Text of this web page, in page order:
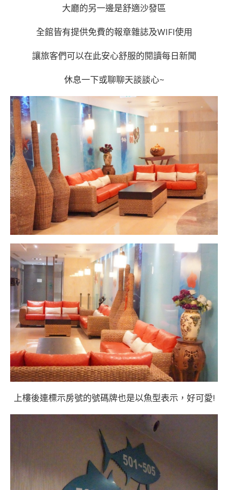
大廳的另一邊是舒適沙發區
全館皆有提供免費的報章雜誌及WIFI使用
讓旅客們可以在此安心舒服的閱讀每日新聞
休息一下或聊聊天談談心~
上樓後連標示房號的號碼牌也是以魚型表示，好可愛!